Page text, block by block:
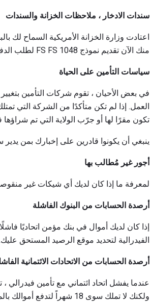
سندات الادخار ، ملاحظات الخزانة والسندات
اعتادت وزارة الخزانة الأمريكية السماح لك
منك الآن تقديم نموذج FS FS 1048 لطلب الدفع أو استبدال السند المفقود أو المسروق أو المدمر.
سياسات التأمين على الحياة
في بعض الأحيان ، تقوم شركات التأمين
العمل. إذا لم تكن متأكدًا من الشركة التي
تكون مقرًا لها أو جرّب الولاية التي تم شراؤها
ينبغي أن يكونوا قادرين على إخبارك بمن
أجور غير مُطالب بها
لمعرفة ما إذا كان لديك أي شيكات غير
أرصدة الحسابات من البنوك الفاشلة
إذا كان لديك أموال في بنك مؤمن اتحاديًا
الفيدرالية لتحديد موقع الرصيد المستحق
أرصدة الحسابات من الاتحادات الائتمانية
عندما يفشل اتحاد ائتماني مع تأمين
ولكنك لا تملك سوى 18